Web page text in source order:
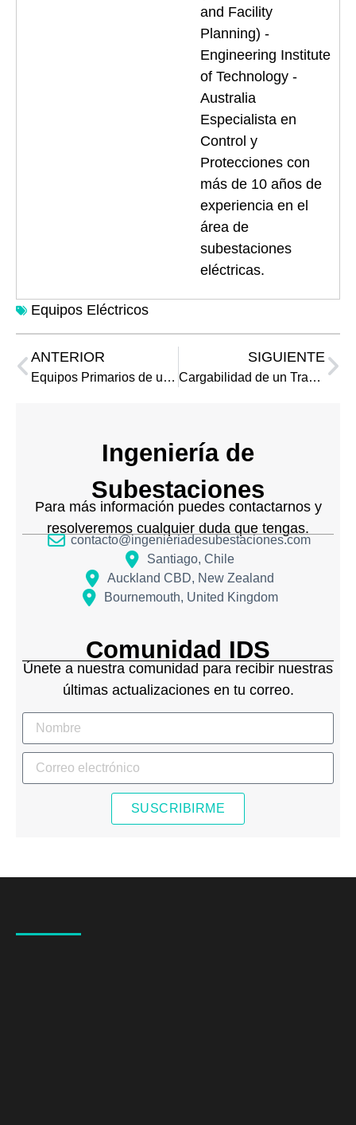
and Facility
Planning) -
Engineering Institute
of Technology -
Australia
Especialista en
Control y
Protecciones con
más de 10 años de
experiencia en el
área de
subestaciones
eléctricas.
Equipos Eléctricos
ANTERIOR
Equipos Primarios de una Subestación Eléctrica
SIGUIENTE
Cargabilidad de un Transformador de Potencial
Ingeniería de
Subestaciones
Para más información puedes contactarnos y
resolveremos cualquier duda que tengas.
contacto@ingenieriadesubestaciones.com
Santiago, Chile
Auckland CBD, New Zealand
Bournemouth, United Kingdom
Comunidad IDS
Únete a nuestra comunidad para recibir nuestras
últimas actualizaciones en tu correo.
SUSCRIBIRME